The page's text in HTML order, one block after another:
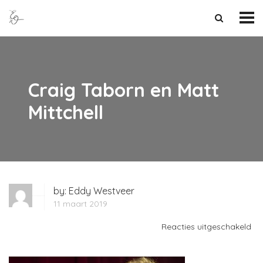
Craig Taborn en Matt
Mittchell
by: Eddy Westveer
11 maart 2019
Reacties uitgeschakeld